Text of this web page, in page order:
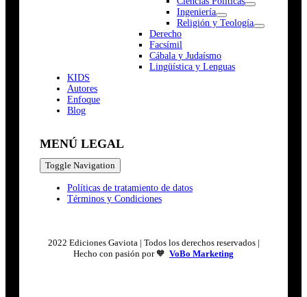
Ingeniería
Religión y Teología
Derecho
Facsímil
Cábala y Judaísmo
Lingüística y Lenguas
KIDS
Autores
Enfoque
Blog
MENÚ LEGAL
Toggle Navigation
Políticas de tratamiento de datos
Términos y Condiciones
2022 Ediciones Gaviota | Todos los derechos reservados |
Hecho con pasión por 🧡 VoBo Marketing